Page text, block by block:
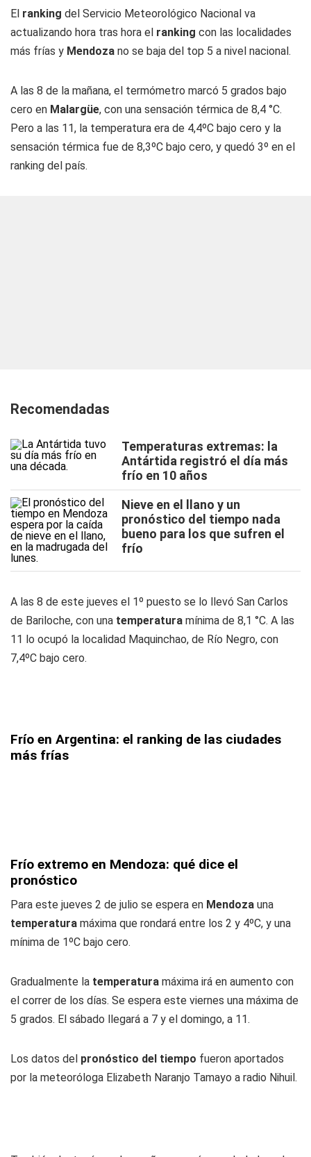
El ranking del Servicio Meteorológico Nacional va
actualizando hora tras hora el ranking con las localidades
más frías y Mendoza no se baja del top 5 a nivel nacional.
A las 8 de la mañana, el termómetro marcó 5 grados bajo
cero en Malargüe, con una sensación térmica de 8,4 °C.
Pero a las 11, la temperatura era de 4,4ºC bajo cero y la
sensación térmica fue de 8,3ºC bajo cero, y quedó 3º en el
ranking del país.
Recomendadas
Temperaturas extremas: la
Antártida registró el día más
frío en 10 años
Nieve en el llano y un
pronóstico del tiempo nada
bueno para los que sufren el
frío
A las 8 de este jueves el 1º puesto se lo llevó San Carlos
de Bariloche, con una temperatura mínima de 8,1 °C. A las
11 lo ocupó la localidad Maquinchao, de Río Negro, con
7,4ºC bajo cero.
Frío en Argentina: el ranking de las ciudades
más frías
Frío extremo en Mendoza: qué dice el
pronóstico
Para este jueves 2 de julio se espera en Mendoza una
temperatura máxima que rondará entre los 2 y 4ºC, y una
mínima de 1ºC bajo cero.
Gradualmente la temperatura máxima irá en aumento con
el correr de los días. Se espera este viernes una máxima de
5 grados. El sábado llegará a 7 y el domingo, a 11.
Los datos del pronóstico del tiempo fueron aportados
por la meteoróloga Elizabeth Naranjo Tamayo a radio Nihuil.